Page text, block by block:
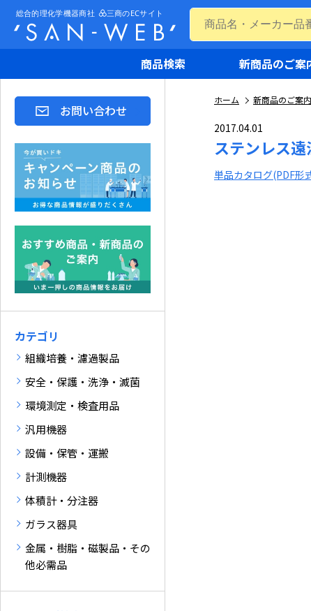
商品検索 新商品のご案
ホーム 新商品のご案内
2017.04.01
ステンレス
単品カタログ(PDF形
お問い合わせ
カテゴリ
組織培養・濾過製品
安全・保護・洗浄・滅菌
環境測定・検査用品
汎用機器
設備・保管・運搬
計測機器
体積計・分注器
ガラス器具
金属・樹脂・磁製品・その
他必需品